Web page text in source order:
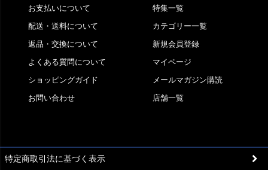
お支払いについて
配送・送料について
返品・交換について
よくある質問について
ショッピングガイド
お問い合わせ
特集一覧
カテゴリー一覧
新規会員登録
マイページ
メールマガジン購読
店舗一覧
特定商取引法に基づく表示